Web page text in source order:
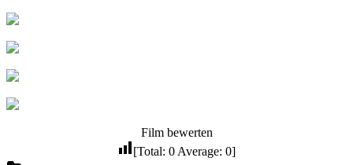
Film bewerten
[Total: 0 Average: 0]